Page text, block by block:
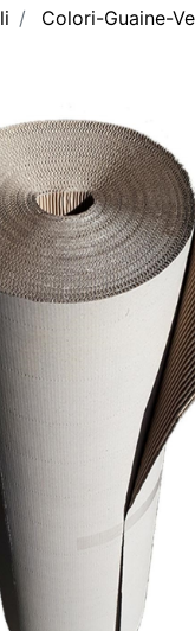
Colori-Guaine-